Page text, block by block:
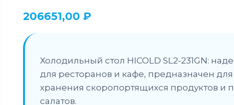
206651,00 ₽
Холодильный стол HICOLD SL2-231GN:
для ресторанов и кафе, предназначен
хранения скоропортящихся продуктов и
салатов.